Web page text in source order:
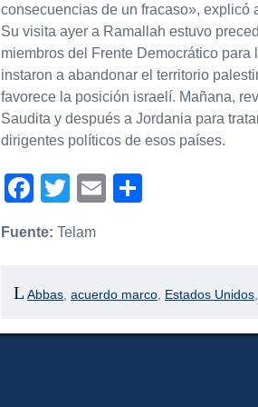
consecuencias de un fracaso», explicó
Su visita ayer a Ramallah estuvo
miembros del Frente Democrático
instaron a abandonar el territorio
favorece la posición israelí. Mañana,
Saudita y después a Jordania para
dirigentes políticos de esos países.
Facebook
TwitterEmail
Fuente: Telam
Abbas ,acuerdo marco Estados Unidos